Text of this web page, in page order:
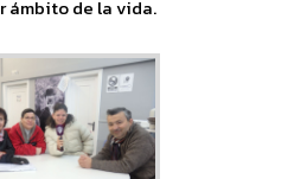
de la vida.